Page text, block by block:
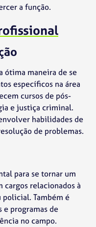
a função.
ótima maneira de se
específicos na área
cursos de pós-
e justiça criminal.
habilidades de
de problemas.
para se tornar um
relacionados à
Também é
programas de
no campo.